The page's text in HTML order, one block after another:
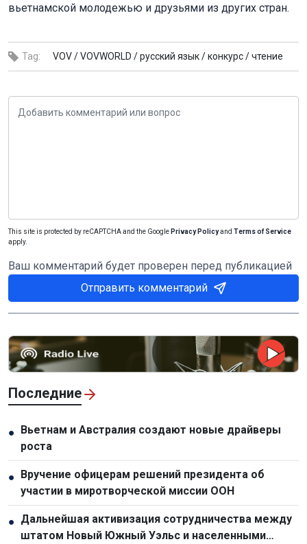
вьетнамской молодежью и друзьями из других стран.
Tag: VOV /VOVWORLD /русский язык /конкурс /чтение
This site is protected by reCAPTCHA and the Google Privacy Policyand Terms of Service
apply.
Ваш комментарий будет проверен перед публикацией
Отправить комментарий
Последние
● Вьетнам и Австралия создают новые драйверы
роста
● Вручение офицерам решений президента об
участии в миротворческой миссии ООН
● Дальнейшая активизация сотрудничества между
штатом Новый Южный Уэльс и населенными